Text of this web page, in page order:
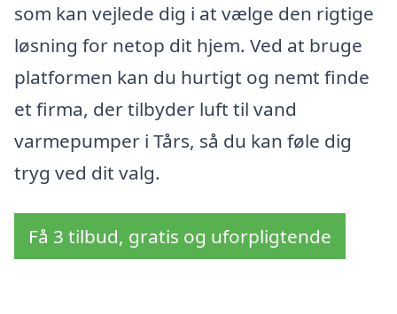
som kan vejlede dig i at vælge den rigtige
løsning for netop dit hjem. Ved at bruge
platformen kan du hurtigt og nemt finde
et firma, der tilbyder luft til vand
varmepumper i Tårs, så du kan føle dig
tryg ved dit valg.
Få 3 tilbud, gratis og uforpligtende